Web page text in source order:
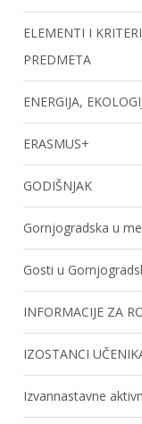
ELEMENTI I
PREDMETA
ENERGIJA,
ERASMUS+
GODIŠNJAK
Gornjogradska u
Gosti u
INFORMACIJE ZA
IZOSTANCI
Izvannastavne